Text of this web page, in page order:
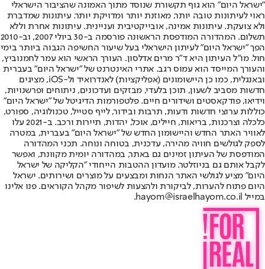
"ישראל היום" הוא גוף תקשורת שנוסד מתוך האמונה שהציבור הישראלי
ראוי לעיתונות טובה יותר, מאוזנת יותר ומדויקת יותר. עיתונות שמדברת
ולא צועקת. עיתונות אמינה, אובייקטיבית ועניינית. עיתונות אחרת וללא
תשלום. המהדורה המודפסת הראשונה פורסמה ב-30 ביולי 2007, וב-2010
הפך "ישראל היום" לעיתון הישראלי בעל שיעור החשיפה הגבוה ביותר בימי
חול. מו"ל העיתון היא ד"ר מרים אדלסון. העורך הראשי הוא עמר לחמנוביץ,
והעורך המייסד הוא עמוס רגב. אתרי האינטרנט של "ישראל היום" בעברית
ובאנגלית, כמו כן היישומונים (אפליקציות) לאנדרואיד ול-iOS, מציגים
חדשות מסביב לשעון, תוכן בלעדי, מבזקים ועדכונים, ניתוחים ופרשנויות,
וידיאו, פודקאסטים ושידורים חיים. פלטפורמות הדיגיטל של "ישראל היום"
כוללות ערוצי חדשות ודעות, תרבות ובידור, לייף סטייל, טכנולוגיה, ספורט,
כלכלה וצרכנות, בריאות, חיילים, אוכל, יהדות, תיירות ורכב. ב-2021 עלו
לאוויר האתר החדש והיישומון החדש של "ישראל היום" בעברית, במטרה
לספק לגולשים חוויה מהירה, עדכנית, בטוחה ונוחה. תכני המהדורה
המודפסת של העיתון זמינים גם באתר, במהדורה יומית מקוונת, ואפשר
לקבל אותם גם בניוזלטר. מועדון ההטבות הייחודי "הקליקה של ישראל
היום" מציע לגולשי האתר הנחות ומבצעים על מוצרים ושירותים. ישראל
היום פתוח להערות, לביקורת ולהצעות לשיפור מקהל הקוראים. פנו אלינו
במייל hayom@israelhayom.co.il.